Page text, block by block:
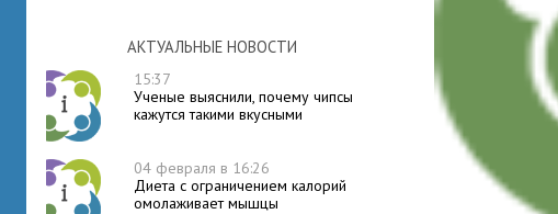
АКТУАЛЬНЫЕ НОВОСТИ
15:37
Ученые выяснили, почему чипсы
кажутся такими вкусными
04 февраля в 16:26
Диета с ограничением калорий
омолаживает мышцы